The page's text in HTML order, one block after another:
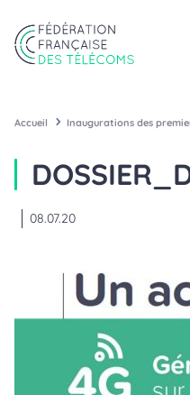
Accueil Inaugurations des premiers sites
08.07.20